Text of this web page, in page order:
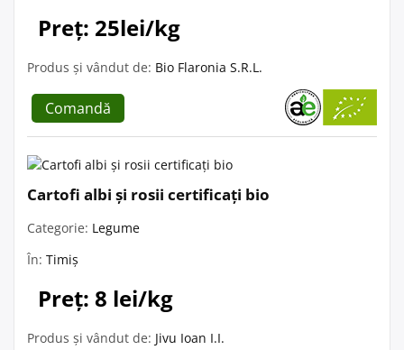
Preț: 25lei/kg
Produs și vândut de: Bio Flaronia S.R.L.
Comandă
Cartofi albi și rosii certificați bio
Categorie: Legume
În: Timiș
Preț: 8 lei/kg
Produs și vândut de: Jivu Ioan I.I.